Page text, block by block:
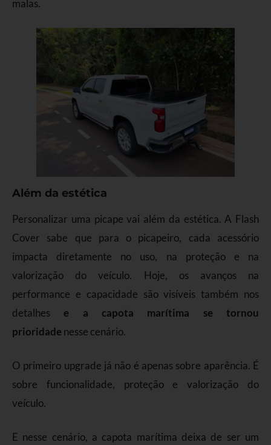
malas.
Além da estética
Personalizar uma picape vai além da estética. A Flash
Cover sabe que para o picapeiro, cada acessório
impacta diretamente no uso, na proteção e na
valorização do veículo. Hoje, os avanços na
performance e capacidade são visíveis também nos
detalhes e a capota marítima se tornou
prioridade nesse cenário.
O primeiro upgrade já não é apenas sobre aparência. É
sobre funcionalidade, proteção e valorização do
veículo.
E nesse cenário, a capota marítima deixa de ser um